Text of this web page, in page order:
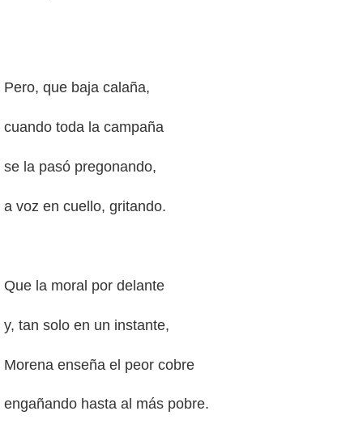
Pero, que baja calaña,
cuando toda la campaña
se la pasó pregonando,
a voz en cuello, gritando.
Que la moral por delante
y, tan solo en un instante,
Morena enseña el peor cobre
engañando hasta al más pobre.